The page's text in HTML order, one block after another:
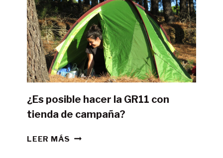
¿Es posible hacer la GR11 con
tienda de campaña?
LEER MÁS ¿ES